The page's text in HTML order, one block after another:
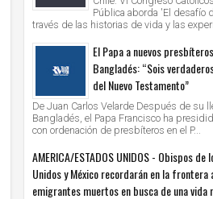
Pública aborda 'El desafío
través de las historias de vida y las
El Papa a nuevos
Bangladés: “Sois
del Nuevo Testamento”
De Juan Carlos Velarde Después de su
Bangladés, el Papa Francisco ha
con ordenación de presbíteros en el P...
AMERICA/ESTADOS UNIDOS - Obispos de
Unidos y México recordarán en la frontera
emigrantes muertos en busca de una vida